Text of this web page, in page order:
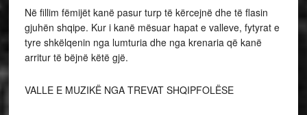
Në fillim fëmijët kanë pasur turp të kërcejnë dhe të flasin
gjuhën shqipe. Kur i kanë mësuar hapat e valleve, fytyrat e
tyre shkëlqenin nga lumturia dhe nga krenaria që kanë
arritur të bëjnë këtë gjë.
VALLE E MUZIKË NGA TREVAT SHQIPFOLËSE